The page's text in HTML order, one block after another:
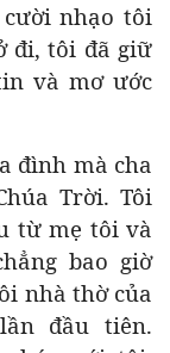
nhạo tôi
đi, tôi đã giữ
và mơ ước
đình mà cha
Trời. Tôi
từ mẹ tôi và
bao giờ
nhà thờ của
đầu tiên.